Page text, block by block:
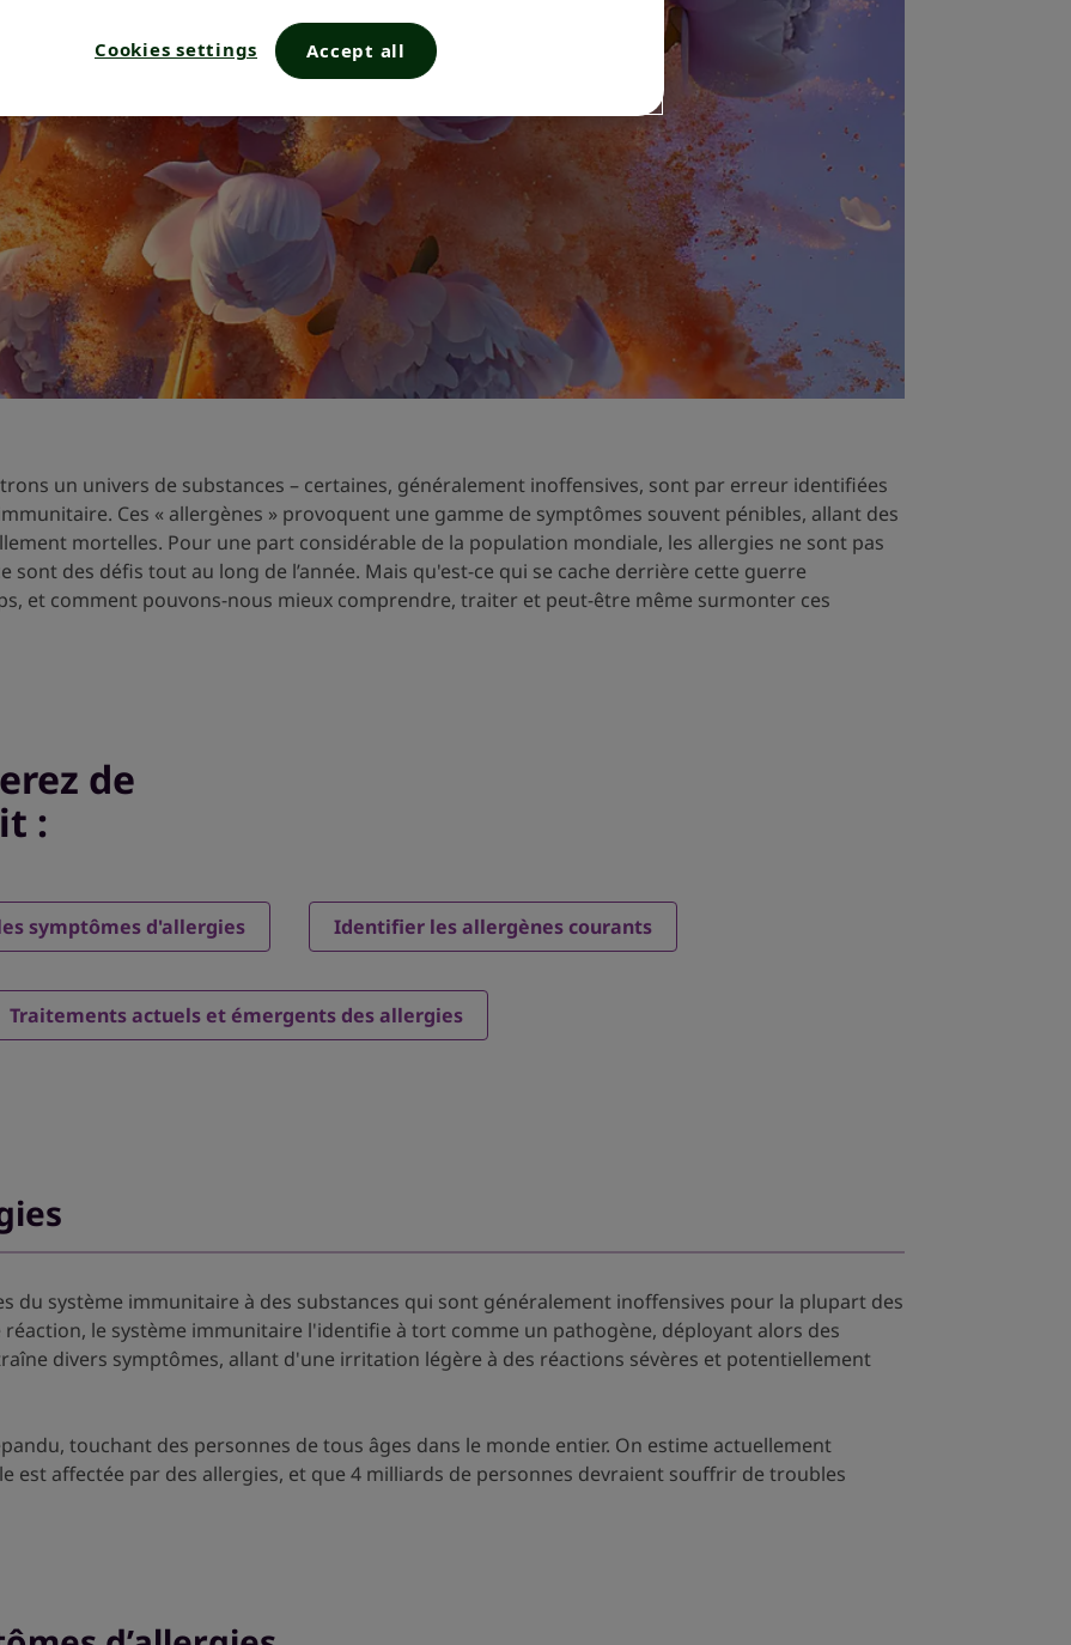
un univers de substances – certaines, généralement inoffensives, sont par erreur identifiées
Ces « allergènes » provoquent une gamme de symptômes souvent pénibles, allant des
mortelles. Pour une part considérable de la population mondiale, les allergies ne sont pas
sont des défis tout au long de l’année. Mais qu'est-ce qui se cache derrière cette guerre
et comment pouvons-nous mieux comprendre, traiter et peut-être même surmonter ces
de
:
symptômes d'allergies Identifier les allergènes courants
Traitements actuels et émergents des allergies
du système immunitaire à des substances qui sont généralement inoffensives pour la plupart des
le système immunitaire l'identifie à tort comme un pathogène, déployant alors des
divers symptômes, allant d'une irritation légère à des réactions sévères et potentiellement
touchant des personnes de tous âges dans le monde entier. On estime actuellement
est affectée par des allergies, et que 4 milliards de personnes devraient souffrir de troubles
Cookies settings Accept all